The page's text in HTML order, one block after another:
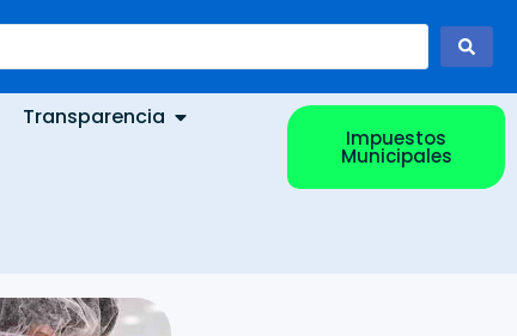
Transparencia
Impuestos
Municipales